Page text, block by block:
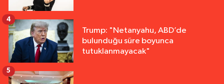
Trump: "Netanyahu, ABD’de
bulunduğu süre boyunca
tutuklanmayacak"
4
5